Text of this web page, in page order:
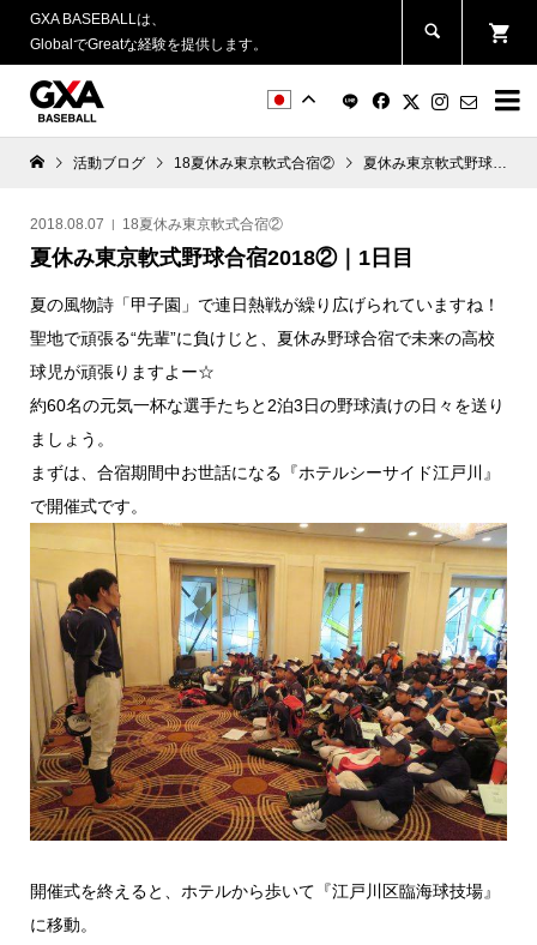
GXA BASEBALLは、
GlobalでGreatな経験を提供します。


活動ブログ 18夏休み東京軟式合宿② 夏休み東京軟式野球合宿2018②｜1日目
2018.08.07 18夏休み東京軟式合宿②
夏休み東京軟式野球合宿2018②｜1日目
夏の風物詩「甲子園」で連日熱戦が繰り広げられていますね！
聖地で頑張る“先輩”に負けじと、夏休み野球合宿で未来の高校
球児が頑張りますよー☆
約60名の元気一杯な選手たちと2泊3日の野球漬けの日々を送り
ましょう。
まずは、合宿期間中お世話になる『ホテルシーサイド江戸川』
で開催式です。
開催式を終えると、ホテルから歩いて『江戸川区臨海球技場』
に移動。